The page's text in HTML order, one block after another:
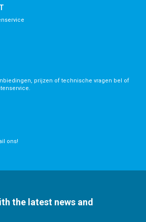
prijzen of technische vragen bel of
ons!
the latest news and